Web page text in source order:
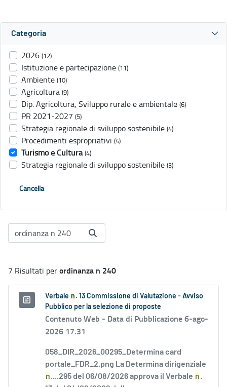
Categoria
2026 (12)
Istituzione e partecipazione (11)
Ambiente (10)
Agricoltura (9)
Dip. Agricoltura, Sviluppo rurale e ambientale (6)
PR 2021-2027 (5)
Strategia regionale di sviluppo sostenibile (4)
Procedimenti espropriativi (4)
Turismo e Cultura (4)
Strategia regionale di sviluppo sostenibile (3)
Cancella
7 Risultati perordinanza n 240
Verbale n . 13 Commissione di Valutazione - Avviso
Pubblico per la selezione di proposte
Contenuto Web - Data di Pubblicazione 6-ago-
2026 17.31
058_DIR_2026_00295_Determina card
portale_FDR_2.png La Determina dirigenziale
n....295 del 06/08/2026 approva il Verbale n.